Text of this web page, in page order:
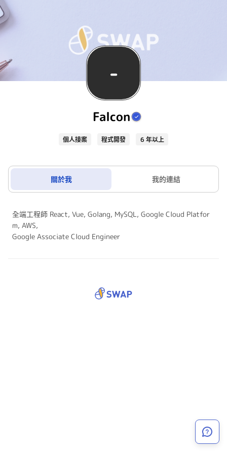
-
Falcon
個人接案 程式開發 6 年以上
關於我 我的連結
全端工程師 React, Vue, Golang, MySQL, Google Cloud Platfor
m, AWS,
Google Associate Cloud Engineer